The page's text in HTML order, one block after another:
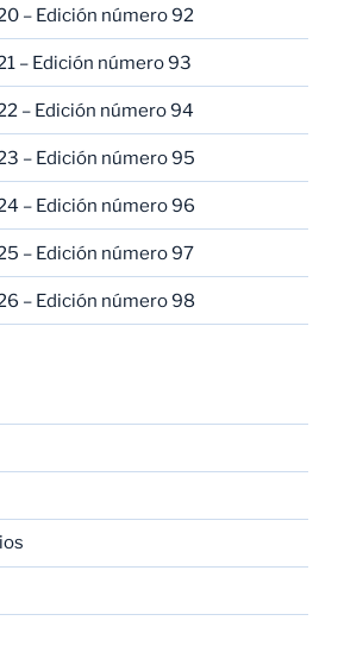
– Edición número 92
– Edición número 93
– Edición número 94
– Edición número 95
– Edición número 96
– Edición número 97
– Edición número 98